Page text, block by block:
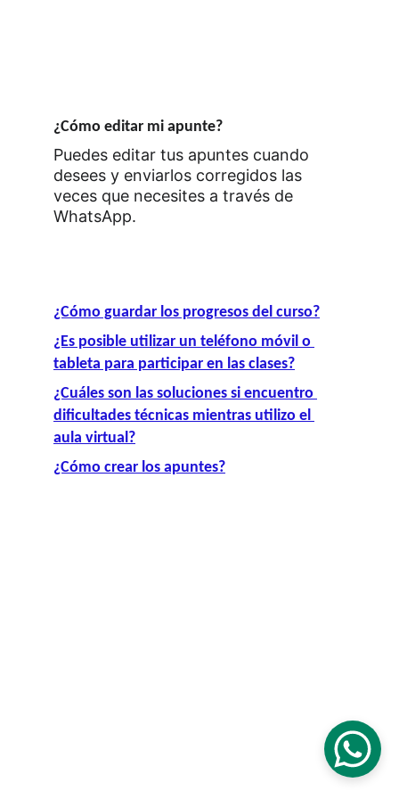
¿Cómo editar mi apunte?
Puedes editar tus apuntes cuando
desees y enviarlos corregidos las
veces que necesites a través de
WhatsApp.
¿Cómo guardar los progresos del curso?
¿Es posible utilizar un teléfono móvil o
tableta para participar en las clases?
¿Cuáles son las soluciones si encuentro
dificultades técnicas mientras utilizo el
aula virtual?
¿Cómo crear los apuntes?